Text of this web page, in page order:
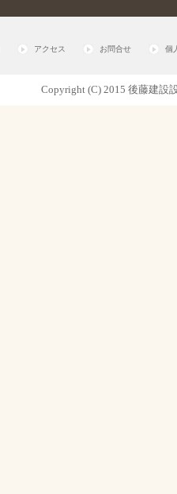
アクセス お問合せ 個
Copyright (C) 2015 後藤建設